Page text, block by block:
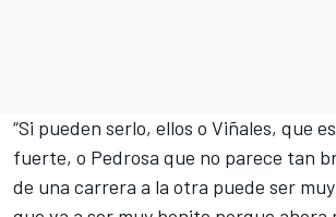
“Si pueden serlo, ellos o Viñales, que
fuerte, o Pedrosa que no parece tan
de una carrera a la otra puede ser